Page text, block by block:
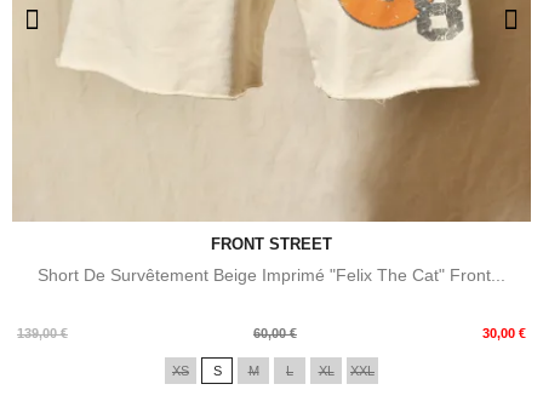
FRONT STREET
Short De Survêtement Beige Imprimé "Felix The Cat" Front...
139,00 €
Prix
60,00 € 30,00 €
Prix
XS S M L XL XXL